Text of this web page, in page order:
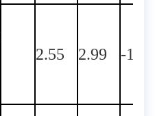
2.55 2.99 -